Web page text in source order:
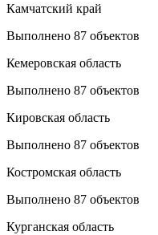
Камчатский край
Выполнено 87 объектов
Кемеровская область
Выполнено 87 объектов
Кировская область
Выполнено 87 объектов
Костромская область
Выполнено 87 объектов
Курганская область